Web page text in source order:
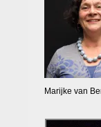
Marijke van